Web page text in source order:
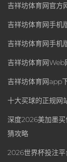
吉祥坊体育网官方
吉祥坊体育网手机
吉祥坊体育网手机
吉祥坊体育网Web
吉祥坊体育网app
十大买球的正规网
深度2026美加墨
猜攻略
2026世界杯投注